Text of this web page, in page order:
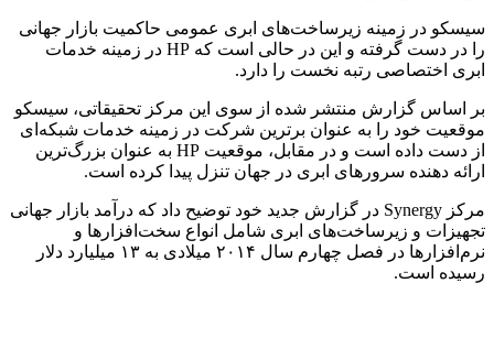
سیسکو در زمینه زیرساخت‌های ابری عمومی حاکمیت بازار جهانی
را در دست گرفته و این در حالی است که HP در زمینه خدمات
ابری اختصاصی رتبه نخست را دارد.
بر اساس گزارش منتشر شده از سوی این مرکز تحقیقاتی، سیسکو
موقعیت خود را به عنوان برترین شرکت در زمینه خدمات شبکه‌ای
از دست داده است و در مقابل، موقعیت HP به عنوان بزرگ‌ترین
ارائه دهنده سرورهای ابری در جهان تنزل پیدا کرده است.
مرکز Synergy در گزارش جدید خود توضیح داد که درآمد بازار جهانی
تجهیزات و زیرساخت‌های ابری شامل انواع سخت‌افزارها و
نرم‌افزارها در فصل چهارم سال ۲۰۱۴ میلادی به ۱۳ میلیارد دلار
رسیده است.